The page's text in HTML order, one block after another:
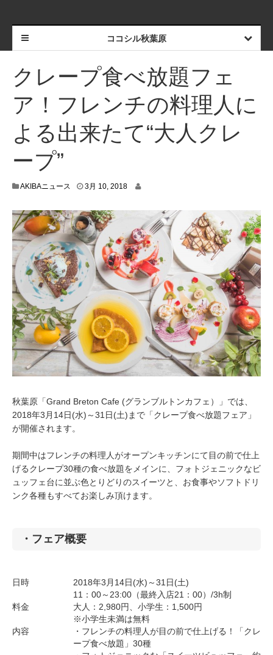
ココシル秋葉原
クレープ食べ放題フェ
ア！フレンチの料理人に
よる出来たて“大人クレ
ープ”
AKIBAニュース 3月 10, 20183
0
1
8
秋葉原「Grand Breton Cafe (グランブルトンカフェ）」では、
2018年3月14日(水)～31日(土)まで「クレープ食べ放題フェア」
が開催されます。
期間中はフレンチの料理人がオープンキッチンにて目の前で仕上
げるクレープ30種の食べ放題をメインに、フォトジェニックなビ
ュッフェ台に並ぶ色とりどりのスイーツと、お食事やソフトドリ
ンク各種もすべてお楽しみ頂けます。
・フェア概要
日時
2018年3月14日(水)～31日(土)
11：00～23:00（最終入店21：00）/3h制
料金
大人：2,980円、小学生：1,500円
※小学生未満は無料
内容
・フレンチの料理人が目の前で仕上げる！「クレ
ープ食べ放題」30種